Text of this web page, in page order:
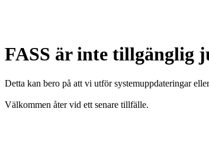
FASS är inte tillgänglig
Detta kan bero på att vi utför systemuppdateringar
Välkommen åter vid ett senare tillfälle.